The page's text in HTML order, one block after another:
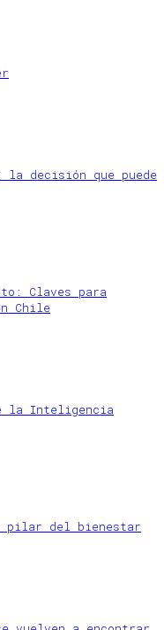
la decisión que puede
Claves para
Chile
la Inteligencia
pilar del bienestar